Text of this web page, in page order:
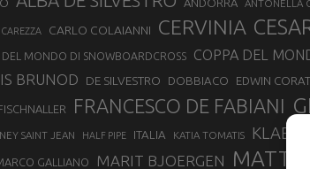
ANDORRA ANTONELLA
CAREZZA CARLO COLAIANNI CERVINIA
DEL MONDO DI SNOWBOARDCROSS COPPA DEL
BRUNOD DE SILVESTRO DOBBIACO EDWIN
FRANCESCO DE FABIANI
SAINT JEAN HALF PIPE ITALIA KATIA TOMATIS KLAEBO
GALLIANO MARIT BJOERGEN